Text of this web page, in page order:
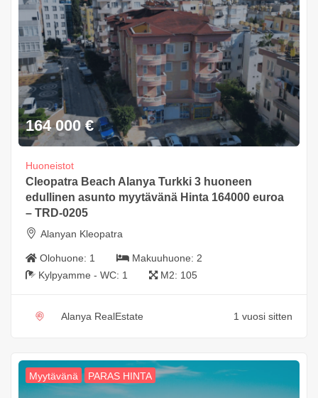
164 000 €
Huoneistot
Cleopatra Beach Alanya Turkki 3 huoneen
edullinen asunto myytävänä Hinta 164000 euroa
– TRD-0205
Alanyan Kleopatra
Olohuone: 1 Makuuhuone: 2
Kylpyamme - WC: 1 M2: 105
Alanya RealEstate 1 vuosi sitten
Myytävänä PARAS HINTA